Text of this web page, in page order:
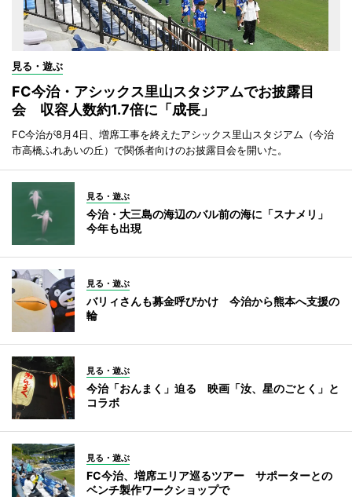
見る・遊ぶ
FC今治・アシックス里山スタジアムでお披露目
会 収容人数約1.7倍に「成長」
FC今治が8月4日、増席工事を終えたアシックス里山スタジアム（今治
市高橋ふれあいの丘）で関係者向けのお披露目会を開いた。
見る・遊ぶ
今治・大三島の海辺のバル前の海に「スナメリ」
今年も出現
見る・遊ぶ
バリィさんも募金呼びかけ 今治から熊本へ支援の
輪
見る・遊ぶ
今治「おんまく」迫る 映画「汝、星のごとく」と
コラボ
見る・遊ぶ
FC今治、増席エリア巡るツアー サポーターとの
ベンチ製作ワークショップで